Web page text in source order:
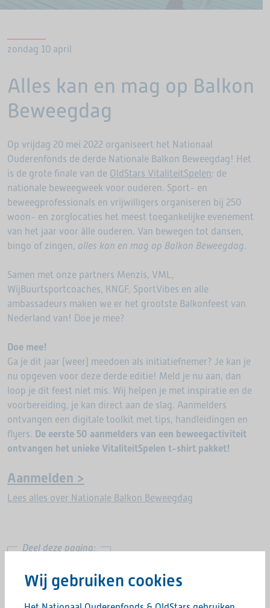
zondag 10 april
Alles kan en mag op Balkon
Beweegdag
Op vrijdag 20 mei 2022 organiseert het Nationaal
Ouderenfonds de derde Nationale Balkon Beweegdag! Het
is de grote finale van de OldStars VitaliteitSpelen: de
nationale beweegweek voor ouderen. Sport- en
beweegprofessionals en vrijwilligers organiseren bij 250
woon- en zorglocaties het meest toegankelijke evenement
van het jaar voor álle ouderen. Van bewegen tot dansen,
bingo of zingen, alles kan en mag op Balkon Beweegdag.
Samen met onze partners Menzis, VML,
WijBuurtsportcoaches, KNGF, SportVibes en alle
ambassadeurs maken we er het grootste Balkonfeest van
Nederland van! Doe je mee?
Doe mee!
Ga je dit jaar (weer) meedoen als initiatiefnemer? Je kan je
nu opgeven voor deze derde editie! Meld je nu aan, dan
loop je dit feest niet mis. Wij helpen je met inspiratie en de
voorbereiding, je kan direct aan de slag. Aanmelders
ontvangen een digitale toolkit met tips, handleidingen en
flyers. De eerste 50 aanmelders van een beweegactiviteit
ontvangen het unieke VitaliteitSpelen t-shirt pakket!
Aanmelden >
Lees alles over Nationale Balkon Beweegdag
Deel deze pagina:
Wij gebruiken cookies